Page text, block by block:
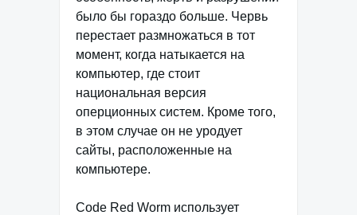
было бы гораздо больше. Червь
перестает размножаться в тот
момент, когда натыкается на
компьютер, где стоит
национальная версия
оперционных систем. Кроме того,
в этом случае он не уродует
сайты, расположенные на
компьютере.
Code Red Worm использует